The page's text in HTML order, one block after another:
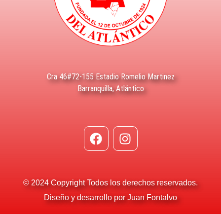
Cra 46#72-155 Estadio Romelio Martinez
Barranquilla, Atlántico
© 2024 Copyright Todos los derechos reservados.
Diseño y desarrollo por Juan Fontalvo